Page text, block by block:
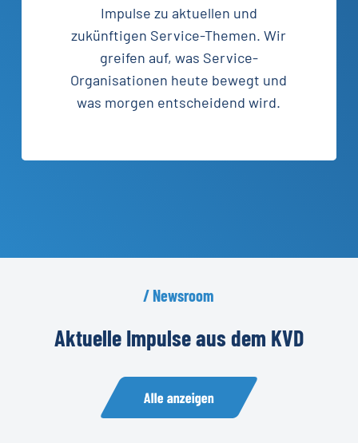
Impulse zu aktuellen und
zukünftigen Service-Themen. Wir
greifen auf, was Service-
Organisationen heute bewegt und
was morgen entscheidend wird.
/Newsroom
Aktuelle Impulseaus dem KVD
Alle anzeigen